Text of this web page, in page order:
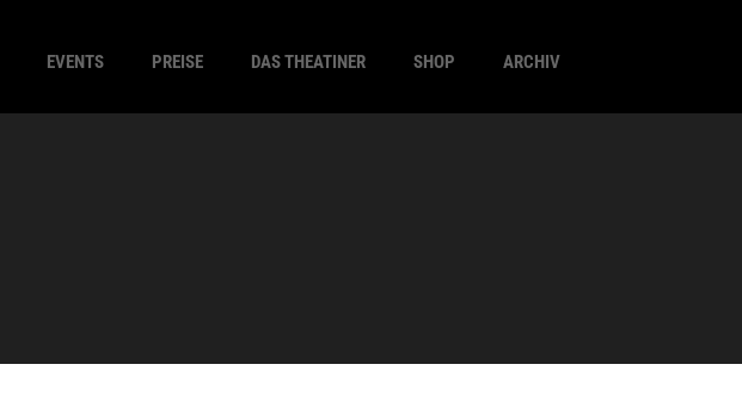
EVENTS PREISE DAS THEATINER SHOP ARCHIV